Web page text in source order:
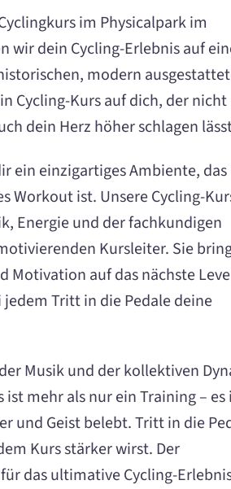
im Physicalpark im
wir dein Cycling-Erlebnis auf
modern
Cycling-Kurs auf dich, der
dein Herz höher schlagen
ein einzigartiges Ambiente, das
Workout ist. Unsere Cycling-
Energie und der fachkundigen
Kursleiter. Sie
Motivation auf das nächste
Tritt in die Pedale deine
Musik und der kollektiven
ist mehr als nur ein Training – es
und Geist belebt. Tritt in die
Kurs stärker wirst. Der
das ultimative Cycling-